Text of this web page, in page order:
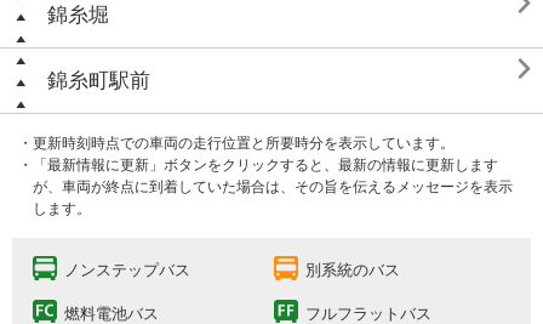
錦糸堀
錦糸町駅前 
・更新時刻時点での車両の走行位置と所要時分を表示しています。
・「最新情報に更新」ボタンをクリックすると、最新の情報に更新します
が、車両が終点に到着していた場合は、その旨を伝えるメッセージを表示
します。
ノンステップバス 別系統のバス
燃料電池バス フルフラットバス